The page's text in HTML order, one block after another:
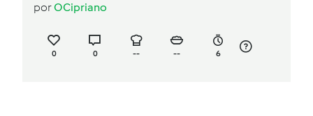
porOCipriano
0 0 -- -- 6